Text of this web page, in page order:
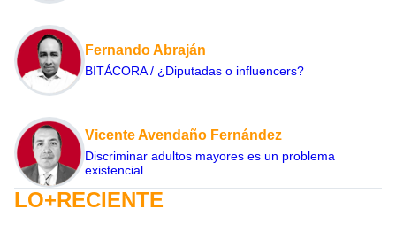
Fernando Abraján
BITÁCORA / ¿Diputadas o influencers?
Vicente Avendaño Fernández
Discriminar adultos mayores es un problema
existencial
LO+RECIENTE